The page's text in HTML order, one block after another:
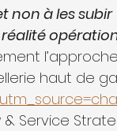
non à les subir
l’approche
haut de
Service